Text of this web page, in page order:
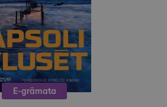
E-grāmata